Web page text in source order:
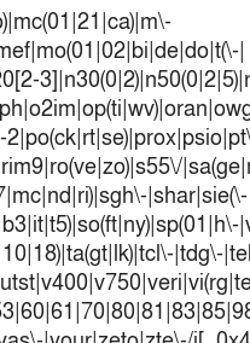
|shar|sie(\-
|tdg\-